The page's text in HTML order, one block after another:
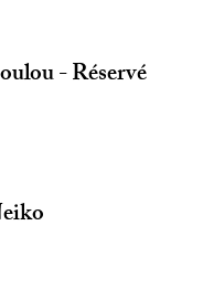
- Réservé